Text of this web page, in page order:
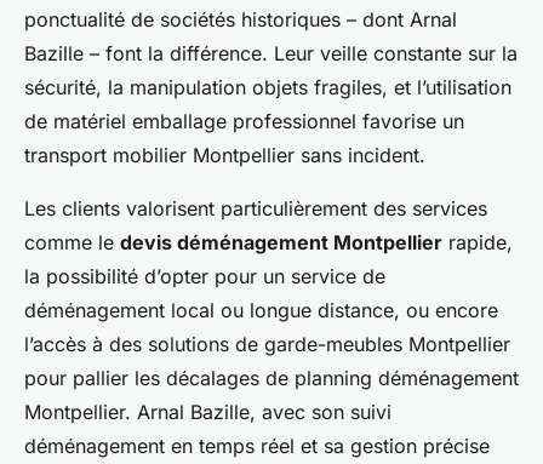
ponctualité de sociétés historiques – dont Arnal
Bazille – font la différence. Leur veille constante sur la
sécurité, la manipulation objets fragiles, et l’utilisation
de matériel emballage professionnel favorise un
transport mobilier Montpellier sans incident.
Les clients valorisent particulièrement des services
comme le devis déménagement Montpellier rapide,
la possibilité d’opter pour un service de
déménagement local ou longue distance, ou encore
l’accès à des solutions de garde-meubles Montpellier
pour pallier les décalages de planning déménagement
Montpellier. Arnal Bazille, avec son suivi
déménagement en temps réel et sa gestion précise